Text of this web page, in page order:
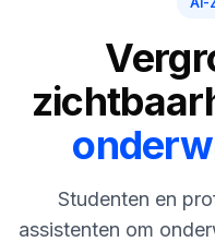
RAIVE
Engine
Zoekwoordintelligentie
Oplossingen
Bronnen
Gratis
Prijzen
Studenten en
assistenten om